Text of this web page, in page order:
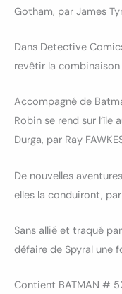
Gotham, par James
Dans Detective
revêtir la
Accompagné de
Robin se rend sur l’île
Durga, par Ray
De nouvelles
elles la conduiront, par
Sans allié et traqué
défaire de Spyral une
Contient BATMAN #